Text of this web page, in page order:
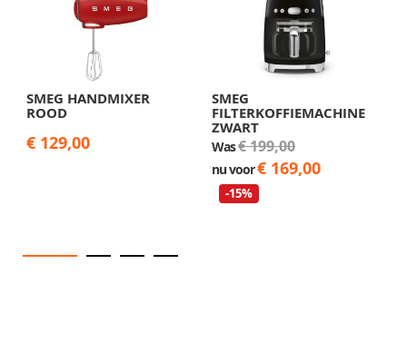
SMEG HANDMIXER
ROOD
€ 129,00
SMEG
FILTERKOFFIEMACHINE
ZWART
Was€ 199,00
nu voor€ 169,00
-15%